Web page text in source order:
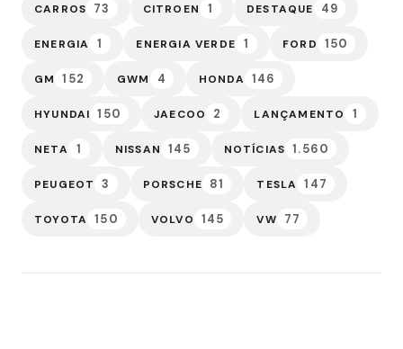
CARROS 73 CITROEN 1 DESTAQUE 49
ENERGIA 1 ENERGIA VERDE 1 FORD 150
GM 152 GWM 4 HONDA 146
HYUNDAI 150 JAECOO 2 LANÇAMENTO 1
NETA 1 NISSAN 145 NOTÍCIAS 1.560
PEUGEOT 3 PORSCHE 81 TESLA 147
TOYOTA 150 VOLVO 145 VW 77